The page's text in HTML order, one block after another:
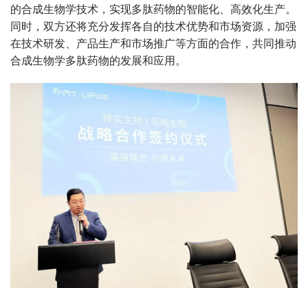
的合成生物学技术，实现多肽药物的智能化、高效化生产。
同时，双方还将充分发挥各自的技术优势和市场资源，加强
在技术研发、产品生产和市场推广等方面的合作，共同推动
合成生物学多肽药物的发展和应用。